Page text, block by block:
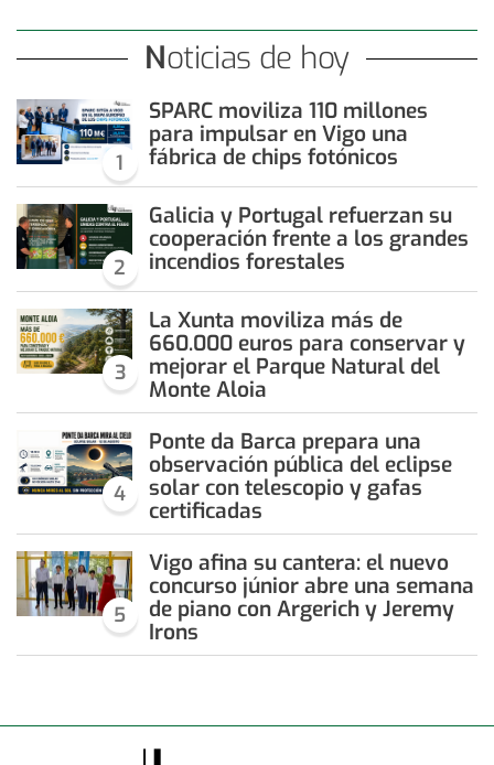
Noticias de hoy
1
SPARC moviliza 110 millones
para impulsar en Vigo una
fábrica de chips fotónicos
2
Galicia y Portugal refuerzan su
cooperación frente a los grandes
incendios forestales
3
La Xunta moviliza más de
660.000 euros para conservar y
mejorar el Parque Natural del
Monte Aloia
4
Ponte da Barca prepara una
observación pública del eclipse
solar con telescopio y gafas
certificadas
5
Vigo afina su cantera: el nuevo
concurso júnior abre una semana
de piano con Argerich y Jeremy
Irons